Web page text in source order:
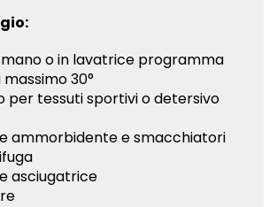
mano o in lavatrice programma
30°
per tessuti sportivi o detersivo
ammorbidente e smacchiatori
asciugatrice